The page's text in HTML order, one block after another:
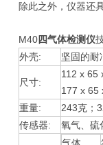
除此之外，仪器还
M40四气体检测仪
外壳:
坚固的耐
尺寸:
112 x 65
177 x 65
重量:
243克；
传感器:
氧气、硫